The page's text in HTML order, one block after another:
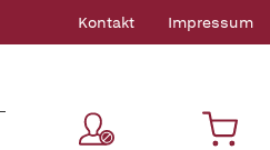
Kontakt Impressum